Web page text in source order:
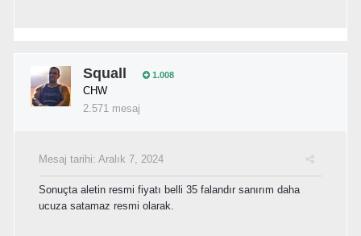
Squall 1.008
CHW
2.571 mesaj
Mesaj tarihi: Aralık 7, 2024
Sonuçta aletin resmi fiyatı belli 35 falandır sanırım daha
ucuza satamaz resmi olarak.